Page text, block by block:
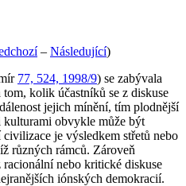
– Následující)
77, 524, 1998/9) se zabývala
kolik účastníků se z diskuse
jejich mínění, tím plodnější
kulturami obvykle může být
je výsledkem střetů nebo
různých rámců. Zároveň
nebo kritické diskuse
iónských demokracií.